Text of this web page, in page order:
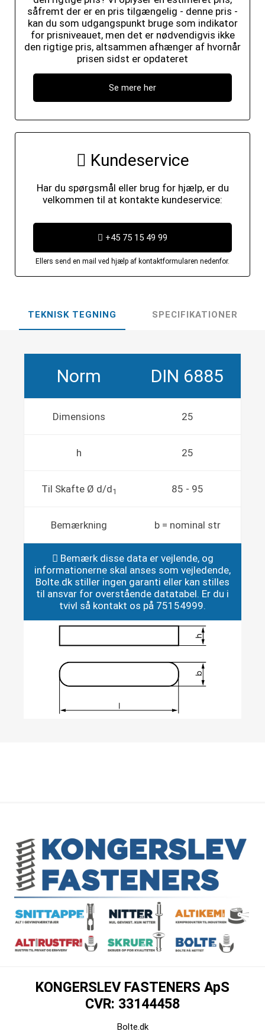
såfremt der er en pris tilgængelig - denne pris -
kan du som udgangspunkt bruge som indikator
for prisniveauet, men det er nødvendigvis ikke
den rigtige pris, altsammen afhænger af hvornår
prisen sidst er opdateret
Se mere her
Kundeservice
Har du spørgsmål eller brug for hjælp, er du
velkommen til at kontakte kundeservice:
+45 75 15 49 99
Ellers send en mail ved hjælp af kontaktformularen nedenfor.
TEKNISK TEGNING SPECIFIKATIONER
Norm DIN 6885
Dimensions 25
h 25
Til Skafte Ø d/d1 85 - 95
Bemærkning b = nominal str
Bemærk disse data er vejlende, og
informationerne skal anses som vejledende,
Bolte.dk stiller ingen garanti eller kan stilles
til ansvar for overstående datatabel. Er du i
tvivl så kontakt os på 75154999.
KONGERSLEV FASTENERS ApS
CVR: 33144458
Bolte.dk